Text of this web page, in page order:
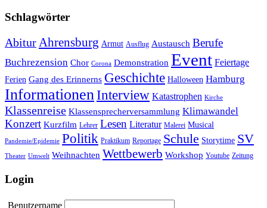
Schlagwörter
AbiturAhrensburg Armut Ausflug Austausch Berufe
Buchrezension Chor Corona Demonstration Event Feiertage
Ferien Gang des Erinnerns Geschichte Halloween Hamburg
InformationenInterview Katastrophen Kirche
Klassenreise Klassensprecherversammlung Klimawandel
Konzert Kurzfilm Lehrer Lesen Literatur Malerei Musical
Pandemie/Epidemie Politik Praktikum Reportage Schule Storytime SV
Theater Umwelt Weihnachten Wettbewerb Workshop Youtube Zeitung
Login
Benutzername